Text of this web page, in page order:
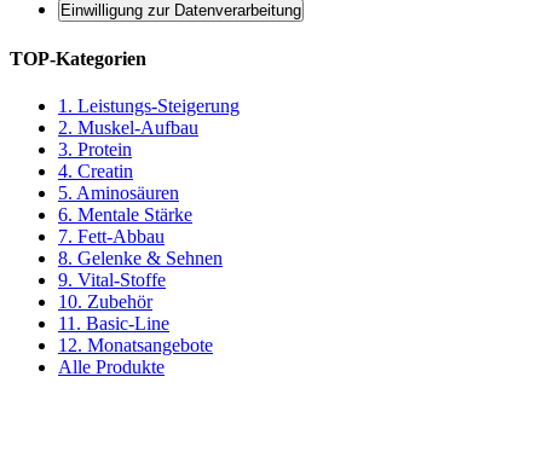
Einwilligung zur Datenverarbeitung
TOP-Kategorien
1. Leistungs-Steigerung
2. Muskel-Aufbau
3. Protein
4. Creatin
5. Aminosäuren
6. Mentale Stärke
7. Fett-Abbau
8. Gelenke & Sehnen
9. Vital-Stoffe
10. Zubehör
11. Basic-Line
12. Monatsangebote
Alle Produkte